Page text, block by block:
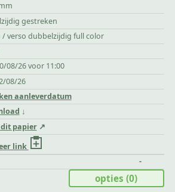
gestreken
/ verso dubbelzijdig full color
08/26 voor 11:00
08/26
aanleverdatum
papier
link
-
opties(0)